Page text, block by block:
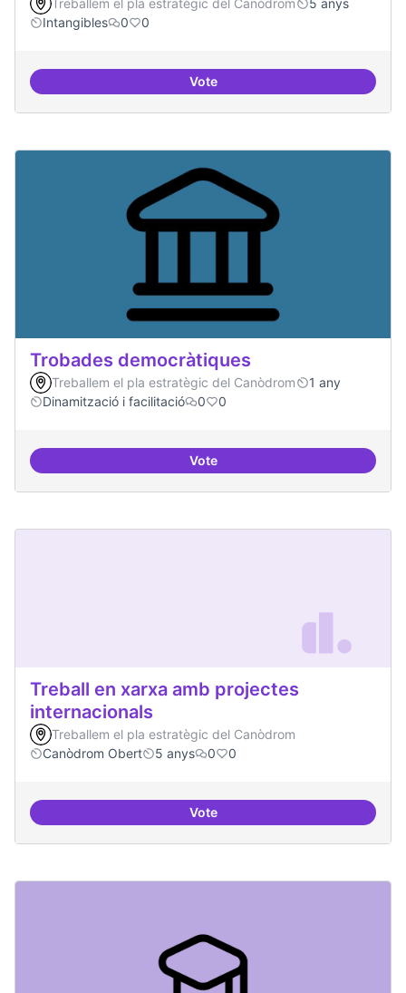
Intangibles
0 0
VoteUn espai d'utopies
Trobades democràtiques
Treballem el pla estratègic del Canòdrom
1 any
Dinamització i facilitació
0 0
VoteTrobades democràtiques
Treball en xarxa amb projectes
internacionals
Treballem el pla estratègic del Canòdrom
Canòdrom Obert
5 anys 0 0
VoteTreball en xarxa amb projectes